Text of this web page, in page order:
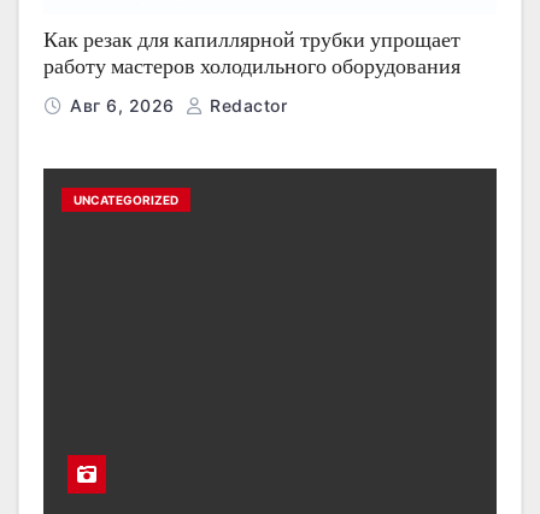
Как резак для капиллярной трубки упрощает
работу мастеров холодильного оборудования
Авг 6, 2026 Redactor
UNCATEGORIZED